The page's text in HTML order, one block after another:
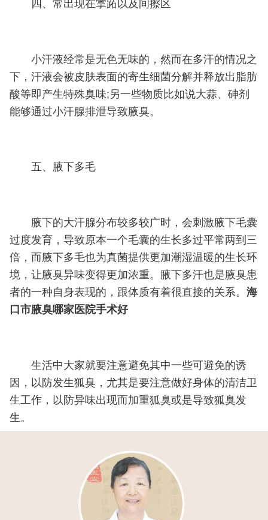
四、常出现在掌跖以及间擦区
小汗液经常是无色无味的，然而在多汗的情况之
下，汗液会被皮肤表面的寄生细菌分解并释放出脂肪
酸等即产生特殊臭味;另一些物质比如说大蒜、砷剂
能够通过小汗腺排泄导致腋臭。
五、腋下多毛
腋下的大汗腺分布较多较广时，会刺激腋下毛囊
过度发育，导致原本一个毛囊的生长多过平常两到三
倍，而腋下多毛也为真菌提供更加潮湿温暖的生长环
境，让腋臭异味变得更加浓重。腋下多汗也是腋臭患
者的一种自身表现的，跟体质有着很直接的关系。 海
口市腋臭哪家医院手术好
生活中大家就要注意避免其中一些可避免的诱
因，以防发生狐臭，尤其是要注意做好身体的清洁卫
生工作，以防异味出现而加重狐臭或是导致狐臭发
生。